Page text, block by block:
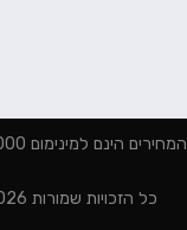
כל הזכויות שמורות 2026 ©